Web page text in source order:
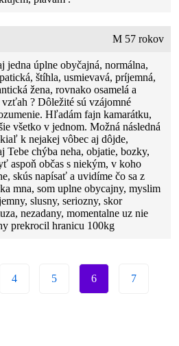
M 57 rokov
jedna úplne obyčajná, normálna,
štíhla, usmievavá, príjemná,
žena, rovnako osamelá a
? Dôležité sú vzájomné
Hľadám fajn kamarátku,
všetko v jednom. Možná následná
k nejakej vôbec aj dôjde,
Tebe chýba neha, objatie, bozky,
aspoň občas s niekým, v koho
skús napísať a uvidíme čo sa z
mna, som uplne obycajny, myslim
slusny, seriozny, skor
nezadany, momentalne uz nie
prekrocil hranicu 100kg
4 5 6 7